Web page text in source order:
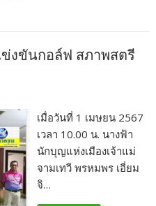
งขันกอล์ฟ สภาพสตรี
เมื่อวันที่ 1 เมษยน 2567
เวลา 10.00 น. นางฟ้า
นักบุญแห่งเมืองเจ้าแม่
จามเทวี พรหมพร เอี่ยม
จิ…